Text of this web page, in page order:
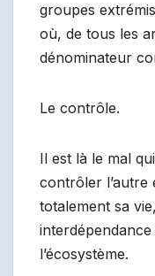
groupes
où, de tous les
dénominateur
Le contrôle.
Il est là le mal
contrôler
totalement sa
l’écosystème.